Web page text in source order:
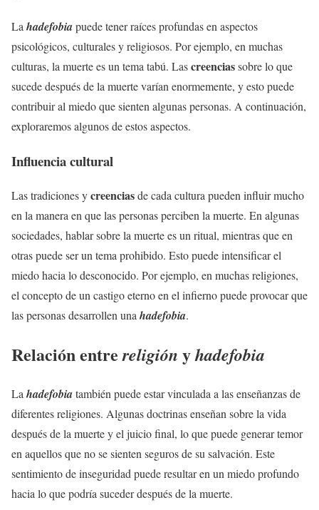
La hadefobiapuede tener raíces profundas en aspectos
psicológicos, culturales y religiosos. Por ejemplo, en muchas
culturas, la muerte es un tema tabú. Lascreenciassobre lo que
sucede después de la muerte varían enormemente, y esto puede
contribuir al miedo que sienten algunas personas. A continuación,
exploraremos algunos de estos aspectos.
Influencia cultural
Las tradiciones ycreenciasde cada cultura pueden influir mucho
en la manera en que las personas perciben la muerte. En algunas
sociedades, hablar sobre la muerte es un ritual, mientras que en
otras puede ser un tema prohibido. Esto puede intensificar el
miedo hacia lo desconocido. Por ejemplo, en muchas religiones,
el concepto de un castigo eterno en el infierno puede provocar que
las personas desarrollen unahadefobia.
Relación entrereligión yhadefobia
La hadefobiatambién puede estar vinculada a las enseñanzas de
diferentes religiones. Algunas doctrinas enseñan sobre la vida
después de la muerte y el juicio final, lo que puede generar temor
en aquellos que no se sienten seguros de su salvación. Este
sentimiento de inseguridad puede resultar en un miedo profundo
hacia lo que podría suceder después de la muerte.